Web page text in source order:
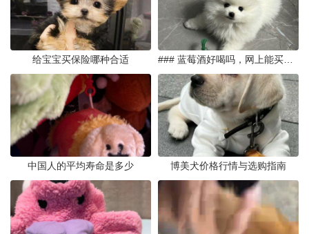
给宝宝买保险哪种合适
中国人的平均寿命是多少 博美犬价格行情与选购指南